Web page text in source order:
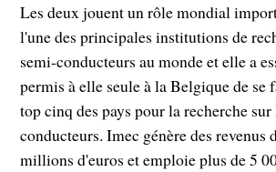
Les deux jouent un rôle mondial
l'une des principales institutions de
semi-conducteurs au monde et elle a
permis à elle seule à la Belgique de se
top cinq des pays pour la recherche
conducteurs. Imec génère des revenus
millions d'euros et emploie plus de 5